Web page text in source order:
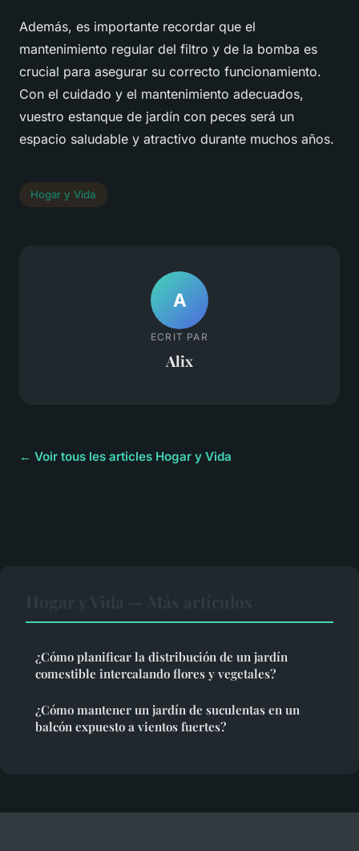
Además, es importante recordar que el
mantenimiento regular del filtro y de la bomba es
crucial para asegurar su correcto funcionamiento.
Con el cuidado y el mantenimiento adecuados,
vuestro estanque de jardín con peces será un
espacio saludable y atractivo durante muchos años.
Hogar y Vida
A
ECRIT PAR
Alix
← Voir tous les articles Hogar y Vida
¿Cómo planificar la distribución de un jardín
comestible intercalando flores y vegetales?
¿Cómo mantener un jardín de suculentas en un
balcón expuesto a vientos fuertes?